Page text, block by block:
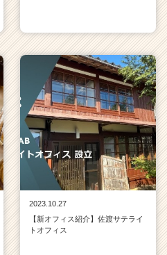
2023.10.27
【新オフィス紹介】佐渡サテライ
トオフィス